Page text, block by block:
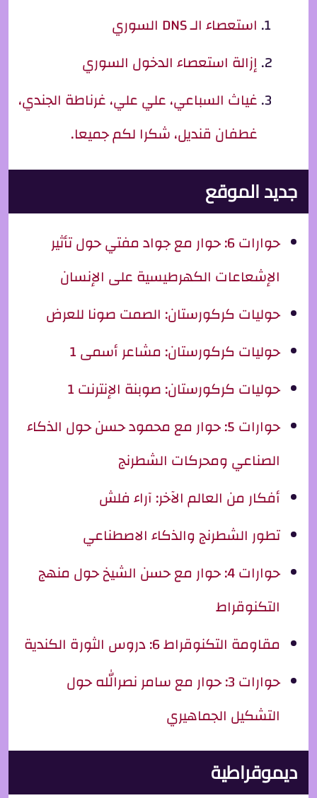
استعصاء الـ DNS السوري
إزالة استعصاء الدخول السوري
غياث السباعي، علي علي، غرناطة الجندي،
غطفان قنديل، شكرا لكم جميعا.
جديد الموقع
حوارات 6: حوار مع جواد مفتي حول تأثير
الإشعاعات الكهرطيسية على الإنسان
حوليات كركورستان: الصمت صونا للعرض
حوليات كركورستان: مشاعر أسمى 1
حوليات كركورستان: صوبنة الإنترنت 1
حوارات 5: حوار مع محمود حسن حول الذكاء
الصناعي ومحركات الشطرنج
أفكار من العالم الآخر: آراء فلش
تطور الشطرنج والذكاء الاصطناعي
حوارات 4: حوار مع حسن الشيخ حول منهج
التكنوقراط
مقاومة التكنوقراط 6: دروس الثورة الكندية
حوارات 3: حوار مع سامر نصرالله حول
التشكيل الجماهيري
ديموقراطية